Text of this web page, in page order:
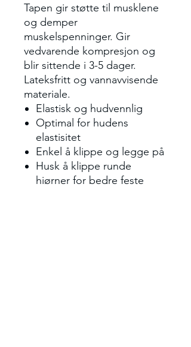
Tapen gir støtte til musklene
og demper
muskelspenninger. Gir
vedvarende kompresjon og
blir sittende i 3-5 dager.
Lateksfritt og vannavvisende
materiale.
Elastisk og hudvennlig
Optimal for hudens
elastisitet
Enkel å klippe og legge på
Husk å klippe runde
hjørner for bedre feste